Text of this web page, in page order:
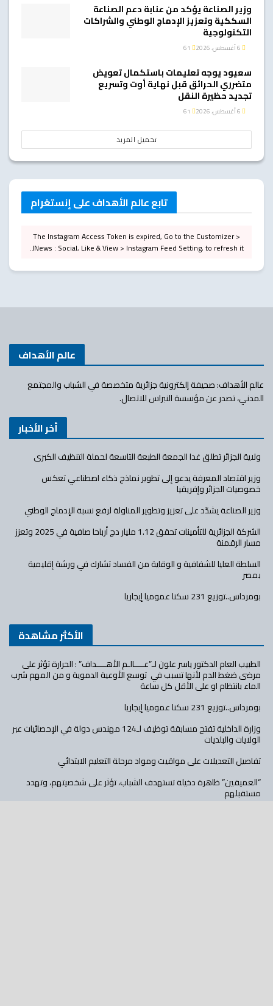
وزير الصناعة يؤكد من عنابة دعم الصناعة
السككية وتعزيز الإدماج الوطني والشراكات
التكنولوجية
سعيود يوجه تعليمات باستكمال تعويض
متضرري الحرائق قبل نهاية أوت وتسريع
تجديد حظيرة النقل
تحميل المزيد
تابع عالم الأهداف على إنستغرام
The Instagram Access Token is expired, Go to the Customizer >
JNews : Social, Like & View > Instagram Feed Setting, to refresh it.
عالم الأهداف
عالم الأهداف: صحيفة إلكترونية جزائرية متخصصة في الشباب والمجتمع
المدني، تصدر عن مؤسسة النبراس للاتصال.
أخر الأخبار
ولاية الجزائر تطلق غدا الجمعة الطبعة التاسعة لحملة التنظيف الكبرى
وزير اقتصاد المعرفة يدعو إلى تطوير نماذج ذكاء اصطناعي تعكس
خصوصيات الجزائر وإفريقيا
وزير الصناعة يشدّد على تعزيز وتطوير المناولة لرفع نسبة الإدماج الوطني
الشركة الجزائرية للتأمينات تحقق 1.12 مليار دج أرباحا صافية في 2025 وتعزز
مسار الرقمنة
السلطة العليا للشفافية و الوقاية من الفساد تشارك في ورشة إقليمية
بمصر
بومرداس..توزيع 231 سكنا عموميا إيجاريا
الأكثر مشاهدة
الطبيب العام الدكتور ياسر علون لـ”عــــالـم الأهــــداف” : الحرارة تؤثر على
مرضى ضغط الدم لأنها تسبب في توسع الأوعية الدموية و من المهم شرب
الماء بانتظام او على الأقل كل ساعة
بومرداس..توزيع 231 سكنا عموميا إيجاريا
وزارة الداخلية تفتح مسابقة توظيف لـ124 مهندس دولة في الإحصائيات عبر
الولايات والبلديات
تفاصيل التعديلات على مواقيت ومواد مرحلة التعليم الابتدائي
“العميقين” ظاهرة دخيلة تستهدف الشباب، تؤثر على شخصيتهم، وتهدد
مستقبلهم